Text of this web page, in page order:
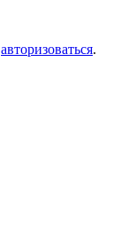
авторизоваться.